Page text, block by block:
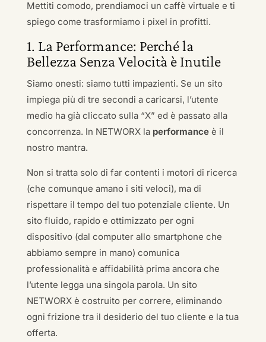
Mettiti comodo, prendiamoci un caffè virtuale e ti
spiego come trasformiamo i pixel in profitti.
1. La Performance: Perché la
Bellezza Senza Velocità è Inutile
Siamo onesti: siamo tutti impazienti. Se un sito
impiega più di tre secondi a caricarsi, l’utente
medio ha già cliccato sulla “X” ed è passato alla
concorrenza. In NETWORX la performanceè il
nostro mantra.
Non si tratta solo di far contenti i motori di ricerca
(che comunque amano i siti veloci), ma di
rispettare il tempo del tuo potenziale cliente. Un
sito fluido, rapido e ottimizzato per ogni
dispositivo (dal computer allo smartphone che
abbiamo sempre in mano) comunica
professionalità e affidabilità prima ancora che
l’utente legga una singola parola. Un sito
NETWORX è costruito per correre, eliminando
ogni frizione tra il desiderio del tuo cliente e la tua
offerta.